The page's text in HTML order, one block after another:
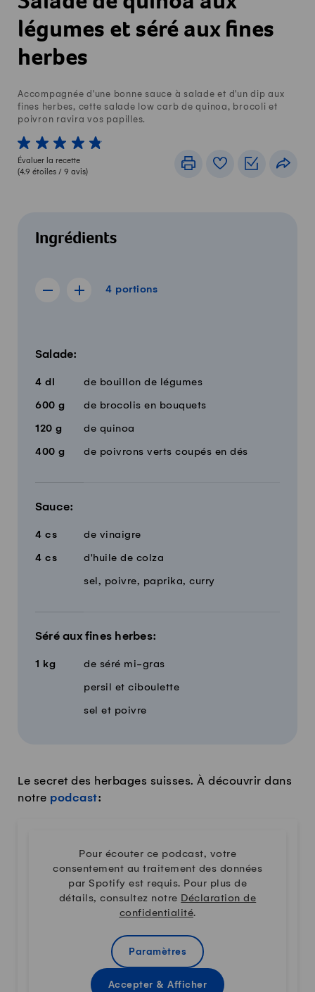
légumes et séré aux fines
herbes
Accompagnée d'une bonne sauce à salade et d'un dip aux
fines herbes, cette salade low carb de quinoa, brocoli et
poivron ravira vos papilles.
1 von 5 étoiles
2 von 5 étoiles
3 von 5 étoiles
4 von 5 étoiles
5 von 5 étoiles
Évaluer la recette
(4.9 étoiles / 9 avis)
ImprimerLivre de recettes
Listes de
Ingrédients
4 portions
Afficher la recette de 3 portions
Afficher la recette de 5 portions
4 portions
Salade:
4 dl de bouillon de légumes
600 g de brocolis en bouquets
120 g de quinoa
400 g de poivrons verts coupés en dés
Sauce:
4 cs de vinaigre
4 cs d'huile de colza
sel, poivre, paprika, curry
Séré aux fines herbes:
1 kg de séré mi-gras
persil et ciboulette
sel et poivre
Le secret des herbages suisses. À découvrir dans
notre podcast:
Pour écouter ce podcast, votre
consentement au traitement des données
par Spotify est requis. Pour plus de
détails, consultez notre Déclaration de
confidentialité.
Paramètres
Accepter & Afficher